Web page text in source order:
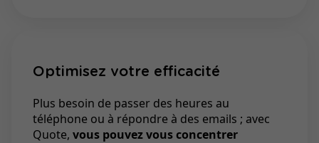
Optimisez votre efficacité
Plus besoin de passer des heures au
téléphone ou à répondre à des emails ; avec
Quote, vous pouvez vous concentrer